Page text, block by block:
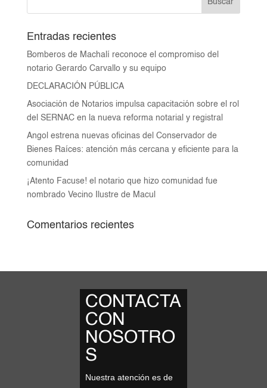
Entradas recientes
Bomberos de Machalí reconoce el compromiso del
notario Gerardo Carvallo y su equipo
DECLARACIÓN PÚBLICA
Asociación de Notarios impulsa capacitación sobre el rol
del SERNAC en la nueva reforma notarial y registral
Angol estrena nuevas oficinas del Conservador de
Bienes Raíces: atención más cercana y eficiente para la
comunidad
¡Atento Facuse! el notario que hizo comunidad fue
nombrado Vecino Ilustre de Macul
Comentarios recientes
CONTACTA
CON
NOSOTRO
S
Nuestra atención es de